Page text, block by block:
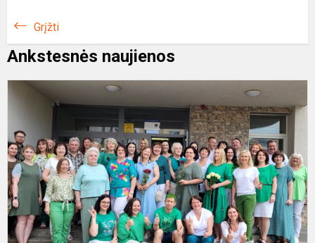
Grįžti
Ankstesnės naujienos